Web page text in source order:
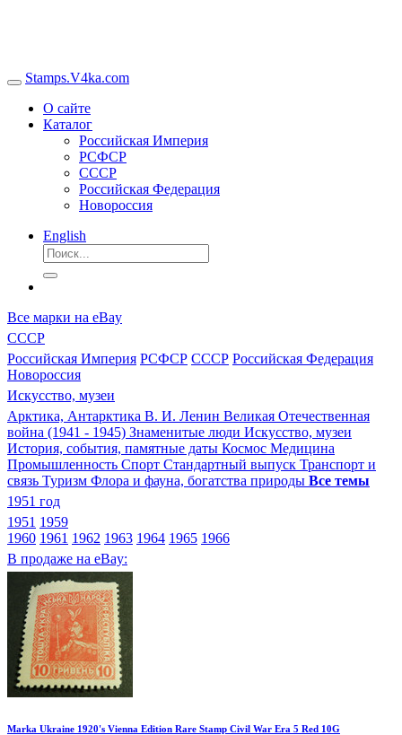
Stamps.V4ka.com
О сайте
Каталог
Российская Империя
РСФСР
СССР
Российская Федерация
Новороссия
English
Все марки на eBay
СССР
Российская Империя РСФСР СССР Российская Федерация
Новороссия
Искусство, музеи
Арктика, Антарктика В. И. Ленин Великая Отечественная
война (1941 - 1945) Знаменитые люди Искусство, музеи
История, события, памятные даты Космос Медицина
Промышленность Спорт Стандартный выпуск Транспорт и
связь Туризм Флора и фауна, богатства природы Все темы
1951 год
1951 1959
1960 1961 1962 1963 1964 1965 1966
В продаже на eBay:
Marka Ukraine 1920's Vienna Edition Rare Stamp Civil War Era 5 Red 10G